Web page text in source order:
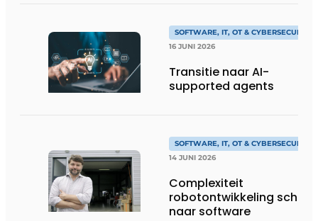
SOFTWARE, IT, OT & CYBERSECURITY
16 JUNI 2026
Transitie naar AI-
supported agents
SOFTWARE, IT, OT & CYBERSECURITY
14 JUNI 2026
Complexiteit
robotontwikkeling schuift
naar software